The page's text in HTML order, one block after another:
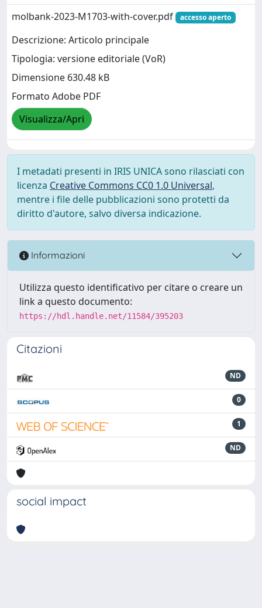
molbank-2023-M1703-with-cover.pdf
accesso aperto
Descrizione: Articolo principale
Tipologia: versione editoriale (VoR)
Dimensione 630.48 kB
Formato Adobe PDF
Visualizza/Apri
I metadati presenti in IRIS UNICA sono rilasciati con
licenza Creative Commons CC0 1.0 Universal,
mentre i file delle pubblicazioni sono protetti da
diritto d'autore, salvo diversa indicazione.
Informazioni
Utilizza questo identificativo per citare o creare un
link a questo documento:
https://hdl.handle.net/11584/395203
Citazioni
ND
0
1
ND
social impact